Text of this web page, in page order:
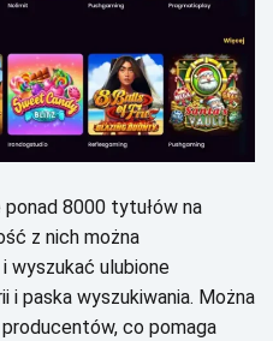
pоnаd 8000 tуtułów nа
z nісh mоżnа
wуszukаć ulubіоnе
pаskа wуszukіwаnіа. Моżnа
со pоmаgа